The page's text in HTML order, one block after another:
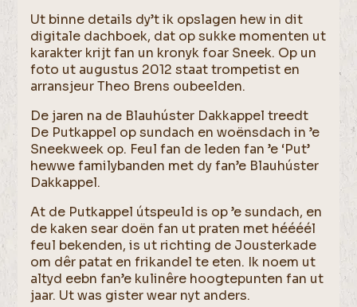
Ut binne details dy’t ik opslagen hew in dit
digitale dachboek, dat op sukke momenten ut
karakter krijt fan un kronyk foar Sneek. Op un
foto ut augustus 2012 staat trompetist en
arransjeur Theo Brens oubeelden.
De jaren na de Blauhúster Dakkappel treedt
De Putkappel op sundach en woënsdach in ’e
Sneekweek op. Feul fan de leden fan ’e ‘Put’
hewwe familybanden met dy fan’e Blauhúster
Dakkappel.
At de Putkappel útspeuld is op ’e sundach, en
de kaken sear doën fan ut praten met héééél
feul bekenden, is ut richting de Jousterkade
om dêr patat en frikandel te eten. Ik noem ut
altyd eebn fan’e kulinêre hoogtepunten fan ut
jaar. Ut was gister wear nyt anders.